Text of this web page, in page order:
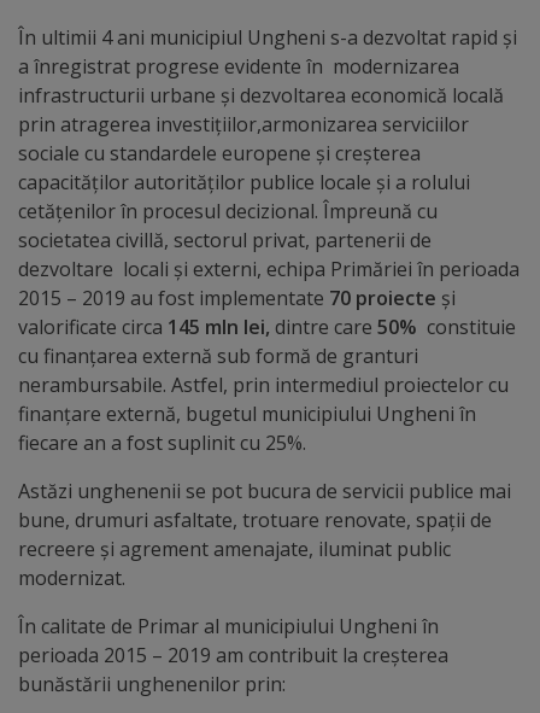
Distincții
Cetățeni
de
onoare
Deținători
ai
titlului
„Merite
pentru
Ungheni”
Diplome
de
Excelență
Ungheniul
În ultimii 4 ani municipiul Ungheni s-a dezvoltat rapid și
a înregistrat progrese evidente în modernizarea
infrastructurii urbane și dezvoltarea economică locală
prin atragerea investițiilor,armonizarea serviciilor
sociale cu standardele europene și creșterea
capacităților autorităților publice locale și a rolului
cetățenilor în procesul decizional. Împreună cu
societatea civillă, sectorul privat, partenerii de
dezvoltare locali și externi, echipa Primăriei în perioada
2015 – 2019 au fost implementate 70 proiecte și
valorificate circa 145 mln lei, dintre care 50% constituie
cu finanțarea externă sub formă de granturi
nerambursabile. Astfel, prin intermediul proiectelor cu
finanțare externă, bugetul municipiului Ungheni în
fiecare an a fost suplinit cu 25%.
Astăzi unghenenii se pot bucura de servicii publice mai
bune, drumuri asfaltate, trotuare renovate, spații de
recreere și agrement amenajate, iluminat public
modernizat.
În calitate de Primar al municipiului Ungheni în
perioada 2015 – 2019 am contribuit la creșterea
bunăstării unghenenilor prin: